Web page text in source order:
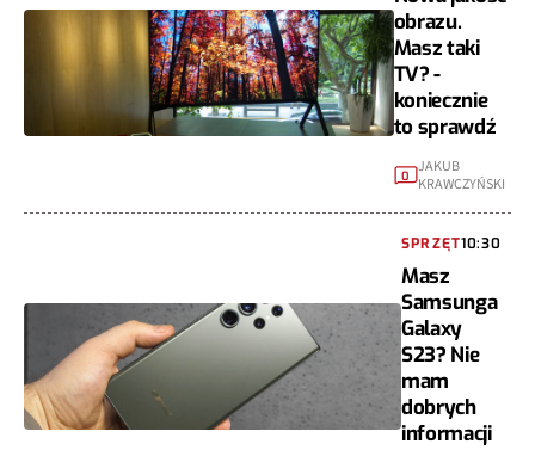
obrazu.
Masz taki
TV? -
koniecznie
to sprawdź
0 JAKUB
KRAWCZYŃSKI
SPRZĘT10:30
Masz
Samsunga
Galaxy
S23? Nie
mam
dobrych
informacji